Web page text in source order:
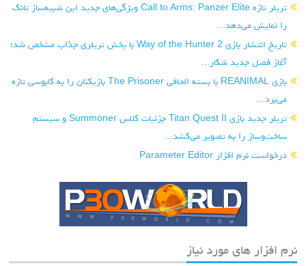
تریلر تازه Call to Arms: Panzer Elite ویژگی‌های جدید این شبیه‌ساز تانک
را نمایش می‌دهد...
تاریخ انتشار بازی Way of the Hunter 2 با پخش تریلری جذاب مشخص شد؛
آغاز فصل جدید شکار...
بازی REANIMAL با بسته الحاقی The Prisoner بازیکنان را به کابوسی تازه
می‌برد...
تریلر جدید بازی Titan Quest II جزئیات کلاس Summoner و سیستم
ساخت‌وساز را به تصویر می‌کشد...
درخواست نرم افزار Parameter Editor
نرم افزار های مورد نیاز